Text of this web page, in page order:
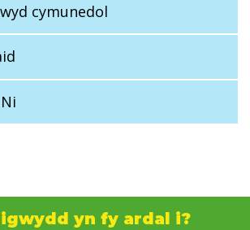
cymunedol
yn fy ardal i?